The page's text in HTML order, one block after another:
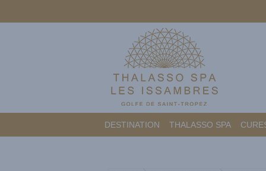
DESTINATION THALASSO SPA